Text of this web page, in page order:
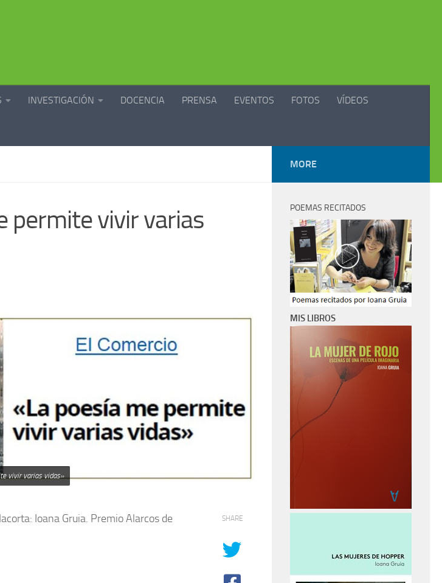
INVESTIGACIÓN DOCENCIA PRENSA EVENTOS FOTOS VÍDEOS
permite vivir varias
vivir varias vidas»
Ioana Gruia. Premio Alarcos de
SHARE
MORE
POEMAS RECITADOS
MIS LIBROS